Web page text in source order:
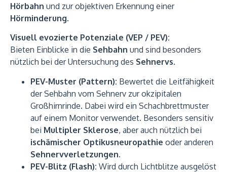
Hörbahn und zur objektiven Erkennung einer
Hörminderung.
Visuell evozierte Potenziale (VEP / PEV):
Bieten Einblicke in die Sehbahn und sind besonders
nützlich bei der Untersuchung des Sehnervs.
PEV-Muster (Pattern): Bewertet die Leitfähigkeit
der Sehbahn vom Sehnerv zur okzipitalen
Großhirnrinde. Dabei wird ein Schachbrettmuster
auf einem Monitor verwendet. Besonders sensitiv
bei Multipler Sklerose, aber auch nützlich bei
ischämischer Optikusneuropathie oder anderen
Sehnervverletzungen.
PEV-Blitz (Flash): Wird durch Lichtblitze ausgelöst